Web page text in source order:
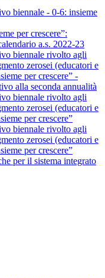
biennale - 0-6: insieme
per crescere”:
a.s. 2022-23
biennale rivolto agli
zerosei (educatori e
per crescere” -
alla seconda annualità
biennale rivolto agli
zerosei (educatori e
per crescere”
biennale rivolto agli
zerosei (educatori e
per crescere”
per il sistema integrato